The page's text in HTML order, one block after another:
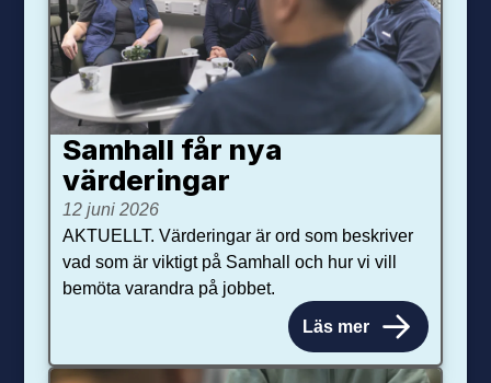
Samhall får nya
värdering­ar
12 juni 2026
AKTUELLT. Värderingar är ord som beskriver
vad som är viktigt på Samhall och hur vi vill
bemöta varandra på jobbet.
Läs mer